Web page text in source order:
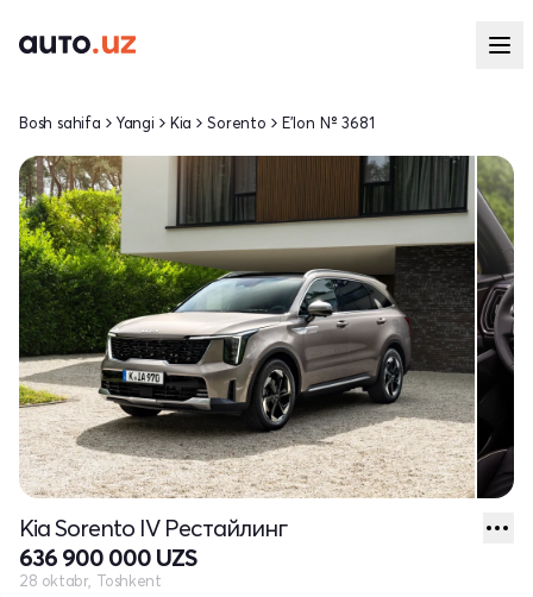
Bosh sahifa Yangi Kia Sorento E'lon № 3681
Kia Sorento IV Рестайлинг
636 900 000 UZS
28 oktabr, Toshkent